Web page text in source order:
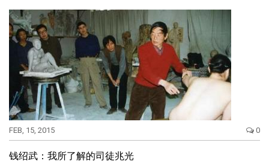
FEB, 15, 2015 0
钱绍武：我所了解的司徒兆光